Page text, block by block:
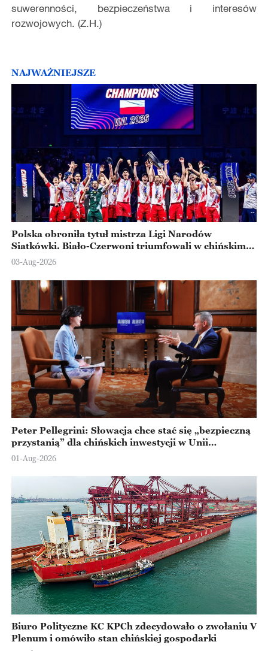
suwerenności, bezpieczeństwa i interesów
rozwojowych. (Z.H.)
NAJWAŻNIEJSZE
Polska obroniła tytuł mistrza Ligi Narodów
Siatkówki. Biało-Czerwoni triumfowali w chińskim
Ningbo
03-Aug-2026
Peter Pellegrini: Słowacja chce stać się „bezpieczną
przystanią” dla chińskich inwestycji w Unii
Europejskiej
01-Aug-2026
Biuro Polityczne KC KPCh zdecydowało o zwołaniu V
Plenum i omówiło stan chińskiej gospodarki